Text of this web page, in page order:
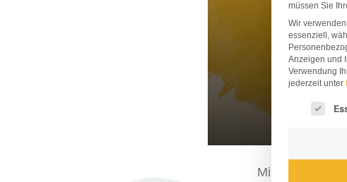
Mirko
müssen Sie
Wir
essenziell,
Anzeigen und
Verwendung
jederzeit unter
Es folgt